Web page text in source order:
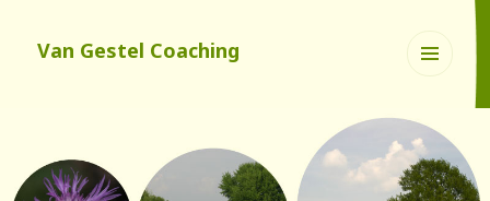
Van Gestel Coaching
widgets